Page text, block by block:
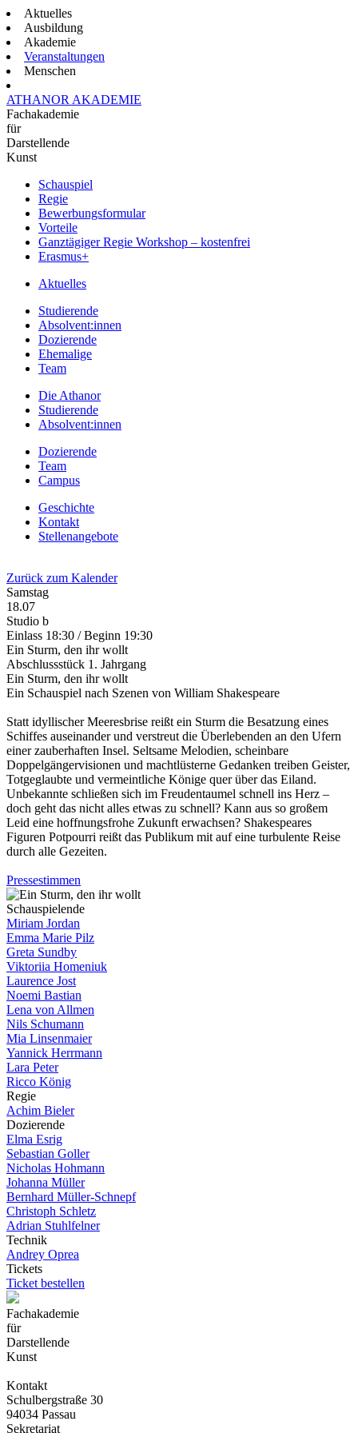
Aktuelles
Ausbildung
Akademie
Veranstaltungen
Menschen
ATHANOR AKADEMIE
Fachakademie
für
Darstellende
Kunst
Schauspiel
Regie
Bewerbungsformular
Vorteile
Ganztägiger Regie Workshop – kostenfrei
Erasmus+
Aktuelles
Studierende
Absolvent:innen
Dozierende
Ehemalige
Team
Die Athanor
Studierende
Absolvent:innen
Dozierende
Team
Campus
Geschichte
Kontakt
Stellenangebote
Zurück zum Kalender
Samstag
18.07
Studio b
Einlass 18:30 / Beginn 19:30
Ein Sturm, den ihr wollt
Abschlussstück 1. Jahrgang
Ein Sturm, den ihr wollt
Ein Schauspiel nach Szenen von William Shakespeare
Statt idyllischer Meeresbrise reißt ein Sturm die Besatzung eines
Schiffes auseinander und verstreut die Überlebenden an den Ufern
einer zauberhaften Insel. Seltsame Melodien, scheinbare
Doppelgängervisionen und machtlüsterne Gedanken treiben Geister,
Totgeglaubte und vermeintliche Könige quer über das Eiland.
Unbekannte schließen sich im Freudentaumel schnell ins Herz –
doch geht das nicht alles etwas zu schnell? Kann aus so großem
Leid eine hoffnungsfrohe Zukunft erwachsen? Shakespeares
Figuren Potpourri reißt das Publikum mit auf eine turbulente Reise
durch alle Gezeiten.
Pressestimmen
Schauspielende
Miriam Jordan
Emma Marie Pilz
Greta Sundby
Viktoriia Homeniuk
Laurence Jost
Noemi Bastian
Lena von Allmen
Nils Schumann
Mia Linsenmaier
Yannick Herrmann
Lara Peter
Ricco König
Regie
Achim Bieler
Dozierende
Elma Esrig
Sebastian Goller
Nicholas Hohmann
Johanna Müller
Bernhard Müller-Schnepf
Christoph Schletz
Adrian Stuhlfelner
Technik
Andrey Oprea
Tickets
Ticket bestellen
Fachakademie
für
Darstellende
Kunst
Kontakt
Schulbergstraße 30
94034 Passau
Sekretariat